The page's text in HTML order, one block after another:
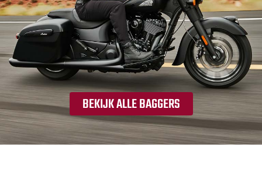
BEKIJK ALLE BAGGERS